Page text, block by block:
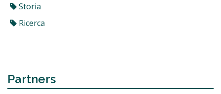
Storia
Ricerca
Partners